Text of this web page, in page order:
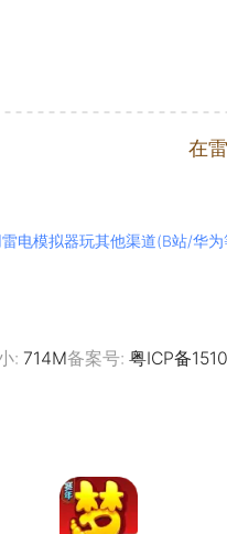
在
雷电模拟器玩其他渠道(B站/华
: 714M备案号: 粤ICP备
觉醒 梦幻西游